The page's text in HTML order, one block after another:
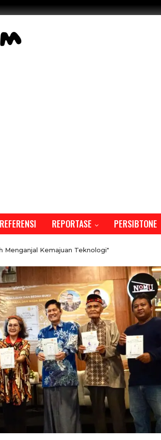
REFERENSI REPORTASE PERSIBTONE
Menganjal Kemajuan Teknologi"
REPORTASE
Tren Bergeser, Generasi